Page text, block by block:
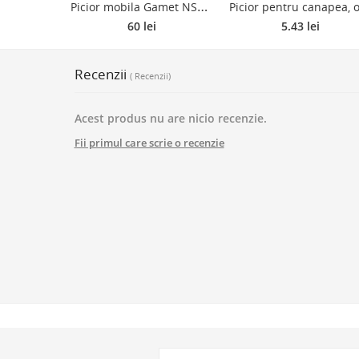
P
icior mobila Gamet NS37, otel, negru, 12 cm inaltime
60 lei 5.43 lei
Recenzii ( Recenzii)
Acest produs nu are nicio recenzie.
Fii primul care scrie o recenzie